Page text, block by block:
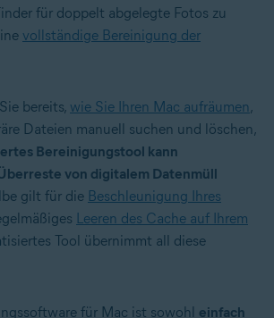
für doppelt abgelegte Fotos zu
vollständige Bereinigung der
bereits, wie Sie Ihren Mac aufräumen ,
Dateien manuell suchen und löschen,
Bereinigungstool kann
von digitalem Datenmüll
gilt für die Beschleunigung Ihres
Leeren des Cache auf Ihrem
Tool übernimmt all diese
für Mac ist sowohl einfach